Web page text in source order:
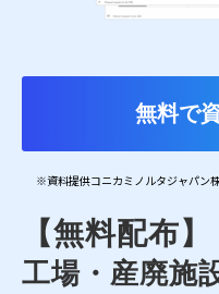
【無料配布】
工場・産廃施
無料で
※資料提供コニカミノルタジャパン